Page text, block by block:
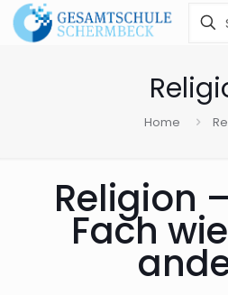
Home
Religion
Fach